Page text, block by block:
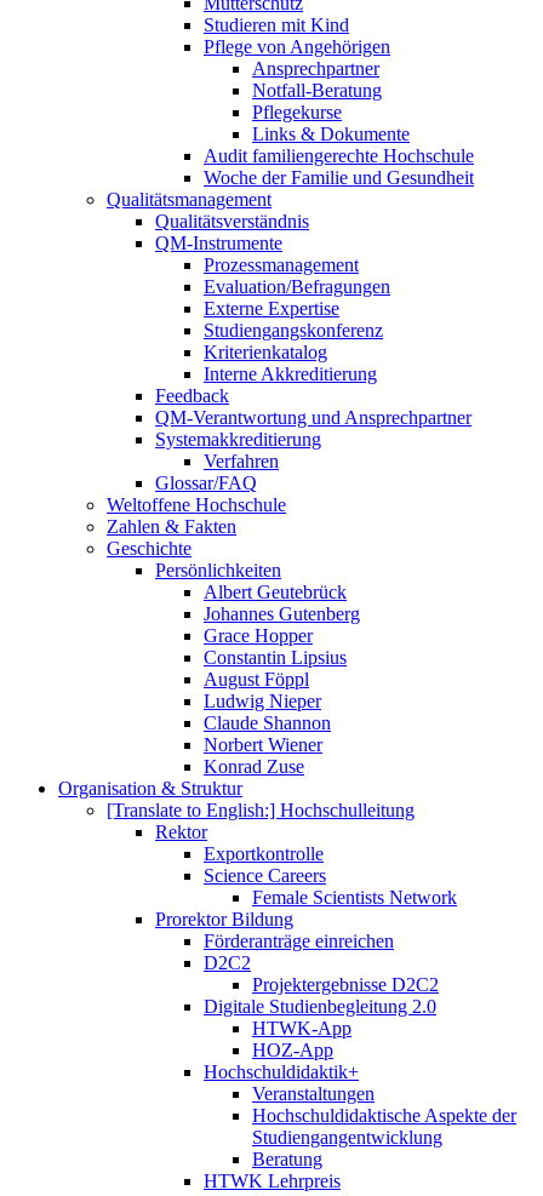
Studieren mit Kind
Pflege von Angehörigen
Ansprechpartner
Notfall-Beratung
Pflegekurse
Links & Dokumente
Audit familiengerechte Hochschule
Woche der Familie und Gesundheit
Qualitätsmanagement
Qualitätsverständnis
QM-Instrumente
Prozessmanagement
Evaluation/Befragungen
Externe Expertise
Studiengangskonferenz
Kriterienkatalog
Interne Akkreditierung
Feedback
QM-Verantwortung und Ansprechpartner
Systemakkreditierung
Verfahren
Glossar/FAQ
Weltoffene Hochschule
Zahlen & Fakten
Geschichte
Persönlichkeiten
Albert Geutebrück
Johannes Gutenberg
Grace Hopper
Constantin Lipsius
August Föppl
Ludwig Nieper
Claude Shannon
Norbert Wiener
Konrad Zuse
Organisation & Struktur
[Translate to English:] Hochschulleitung
Rektor
Exportkontrolle
Science Careers
Female Scientists Network
Prorektor Bildung
Förderanträge einreichen
D2C2
Projektergebnisse D2C2
Digitale Studienbegleitung 2.0
HTWK-App
HOZ-App
Hochschuldidaktik+
Veranstaltungen
Hochschuldidaktische Aspekte der
Studiengangentwicklung
Beratung
HTWK Lehrpreis